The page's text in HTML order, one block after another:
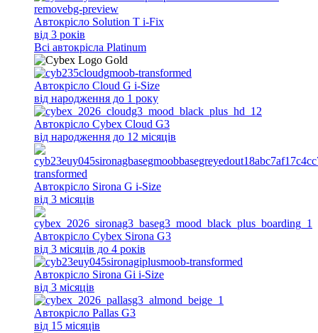
Автокрісло Solution T i-Fix
від 3 років
Всi автокрісла Platinum
Автокрісло Cloud G i-Size
від народження до 1 року
Автокрісло Cybex Cloud G3
від народження до 12 місяців
Автокрісло Sirona G i-Size
від 3 місяців
Автокрісло Cybex Sirona G3
від 3 місяців до 4 років
Автокрісло Sirona Gi i-Size
від 3 місяців
Автокрісло Pallas G3
від 15 місяців